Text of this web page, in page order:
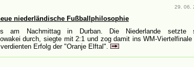
29. 06.
niederländische Fußballphilosophie
am Nachmittag in Durban. Die Niederlande setzte
durch, siegte mit 2:1 und zog damit ins WM-Viertelfinale
Erfolg der "Oranje Elftal".